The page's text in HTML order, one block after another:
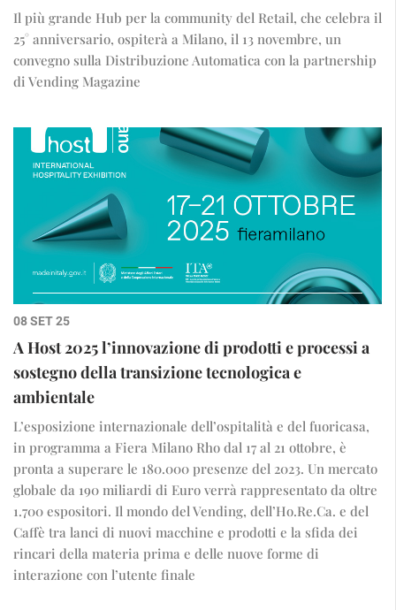
Il più grande Hub per la community del Retail, che celebra il
25° anniversario, ospiterà a Milano, il 13 novembre, un
convegno sulla Distribuzione Automatica con la partnership
di Vending Magazine
08 SET 25
A Host 2025 l’innovazione di prodotti e processi a
sostegno della transizione tecnologica e
ambientale
L’esposizione internazionale dell’ospitalità e del fuoricasa,
in programma a Fiera Milano Rho dal 17 al 21 ottobre, è
pronta a superare le 180.000 presenze del 2023. Un mercato
globale da 190 miliardi di Euro verrà rappresentato da oltre
1.700 espositori. Il mondo del Vending, dell’Ho.Re.Ca. e del
Caffè tra lanci di nuovi macchine e prodotti e la sfida dei
rincari della materia prima e delle nuove forme di
interazione con l’utente finale